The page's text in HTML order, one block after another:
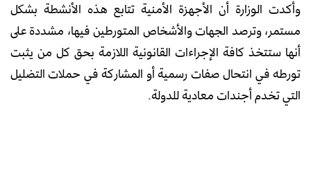
وأكدت الوزارة أن الأجهزة الأمنية تتابع هذه الأنشطة بشكل
مستمر، وترصد الجهات والأشخاص المتورطين فيها، مشددة على
أنها ستتخذ كافة الإجراءات القانونية اللازمة بحق كل من يثبت
تورطه في انتحال صفات رسمية أو المشاركة في حملات التضليل
التي تخدم أجندات معادية للدولة.